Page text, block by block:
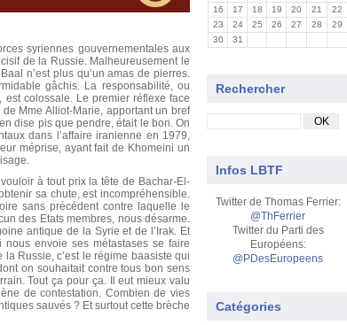
16
17 18 19 20 21
22
23
24 25 26 27 28
29
30
31
Rechercher
Infos LBTF
Twitter de Thomas Ferrier:
@ThFerrier
Twitter du Parti des
Européens:
@PDesEuropeens
Catégories
syriennes gouvernementales aux
de la Russie. Malheureusement le
n’est plus qu’un amas de pierres.
gâchis. La responsabilité, ou
est colossale. Le premier réflexe face
Mme Alliot-Marie, apportant un bref
dise pis que pendre, était le bon. On
dans l’affaire iranienne en 1979,
méprise, ayant fait de Khomeini un
à tout prix la tête de Bachar-El-
sa chute, est incompréhensible.
sans précédent contre laquelle le
des Etats membres, nous désarme.
antique de la Syrie et de l’Irak. Et
envoie ses métastases se faire
Russie, c’est le régime baasiste qui
on souhaitait contre tous bon sens
Tout ça pour ça. Il eut mieux valu
de contestation. Combien de vies
sauvés ? Et surtout cette brèche